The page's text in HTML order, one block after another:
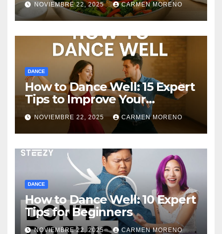
NOVIEMBRE 22, 2025 CARMEN MORENO
DANCE
How to Dance Well: 15 Expert
Tips to Improve Your
Dancing Skills Fast
NOVIEMBRE 22, 2025 CARMEN MORENO
DANCE
How to Dance Well: 10 Expert
Tips for Beginners
NOVIEMBRE 22, 2025 CARMEN MORENO